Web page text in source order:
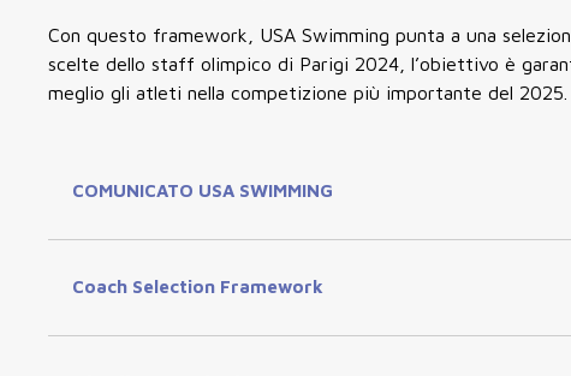
Con questo framework, USA Swimming punta a una
scelte dello staff olimpico di Parigi 2024, l’obiettivo è
meglio gli atleti nella competizione più importante del 2025.
COMUNICATO USA SWIMMING
Coach Selection Framework